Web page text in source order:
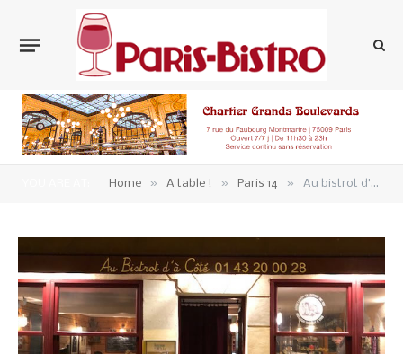
Home » A table ! » Paris 14 » Au bistrot d’à côté